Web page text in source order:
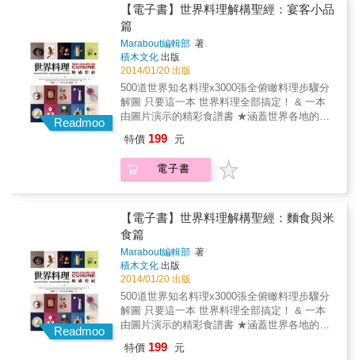
排，我解釋如何判斷熟度；做川味口水雞，我
示範如何輕易的為雞腿去骨&hellip;&hellip;」
這些菜色傳達了廚藝技巧的範例與管道，目的
是希望大家看了示範後，真正瞭解每個動作背
後的用義，而不是一個口令一個動作，戰戰兢
兢的測量1大匙，2小匙。一旦掌握了方法並知
其所以然，下廚者不僅能輕易依樣畫葫蘆，更
能觸類旁通，舉一反三。
目瞭然，準備起來更方便。 私房小祕訣：提供
超實用料理小訣竅，讓料理更完美。 貼心小提
示：提供料理過程須注意的小細節與實用建
議。 本書特色 1.收錄 500道世界知名傳統料
理，從簡單到複雜，一網打盡。 2.3000張全俯
瞰料理步驟分解圖，解構每個料理步驟，詳細
呈現烹煮階段，一看就會！ 3.從前菜到甜點，
從簡易到精緻，從家常菜到宴客菜，一應俱
彩。 5.提供「超實用小祕訣」，讓料理更完
美。 6.一目瞭然，達成度高，實用百分百，菜
鳥也能輕鬆上手，是廚房必備的料理聖經。
方式非常的棒，以圖片分解每個不同料理階
段，步驟解說一個接一個，就連初學的外行
人，都能一目瞭然！某些異國餐點，更是充滿
當地色彩。 ★書中料理變化萬千、極為美味，
講解清晰，讓所有人都能輕鬆上手。全書一共
有3000張步驟圖，尤其是對廚房新手而言，按
部就班地呈現烹煮的各個階段，相當有幫助。
★精緻又簡易的食譜，除了家常菜，還有能端
出來的宴客菜，能激發出用餐者的胃口與好奇
心。 本書使用說明 創新式全俯瞰料理步驟分解
精美清晰，文字說明簡明扼要。文圖相輔相
成，讓所有人都能輕鬆上手。 & 分量、備料時
間、烹煮時間：讓料理者者便於掌握分量，並
目瞭然，準備起來更方便。 私房小祕訣：提供
超實用料理小訣竅，讓料理更完美。 貼心小提
示：提供料理過程須注意的小細節與實用建
議。 本書特色 1.收錄 500道世界知名傳統料
理，從簡單到複雜，一網打盡。 2.3000張全俯
瞰料理步驟分解圖，解構每個料理步驟，詳細
呈現烹煮階段，一看就會！ 3.從前菜到甜點，
從簡易到精緻，從家常菜到宴客菜，一應俱
彩。 5.提供「超實用小祕訣」，讓料理更完
Readmoo
【電子書】世界料理解構聖經：宴客小品
篇
Marabout編輯部 著
積木文化 出版
2014/01/20 出版
500道世界知名料理x3000張全俯瞰料理步驟分
解圖 只要這一本 世界料理全部搞定！ & 一本
由圖片演示的精彩食譜書 ★涵蓋世界各地的傳
飯、摩洛哥蔬菜燉羊肉、印度乳酪菠菜、越南
春捲．．．等等，一共500道。另外也提供超實
用料理小祕訣、食用建議、注意事項，提高料
方式非常的棒，以圖片分解每個不同料理階
段，步驟解說一個接一個，就連初學的外行
人，都能一目瞭然！某些異國餐點，更是充滿
當地色彩。 ★書中料理變化萬千、極為美味，
講解清晰，讓所有人都能輕鬆上手。全書一共
有3000張步驟圖，尤其是對廚房新手而言，按
部就班地呈現烹煮的各個階段，相當有幫助。
★精緻又簡易的食譜，除了家常菜，還有能端
出來的宴客菜，能激發出用餐者的胃口與好奇
心。 本書使用說明 創新式全俯瞰料理步驟分解
特價 199 元
電子書
Readmoo
【電子書】世界料理解構聖經：麵食與米
食篇
Marabout編輯部 著
積木文化 出版
2014/01/20 出版
500道世界知名料理x3000張全俯瞰料理步驟分
解圖 只要這一本 世界料理全部搞定！ & 一本
由圖片演示的精彩食譜書 ★涵蓋世界各地的傳
飯、摩洛哥蔬菜燉羊肉、印度乳酪菠菜、越南
特價 199 元